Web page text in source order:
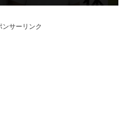
ンサーリンク